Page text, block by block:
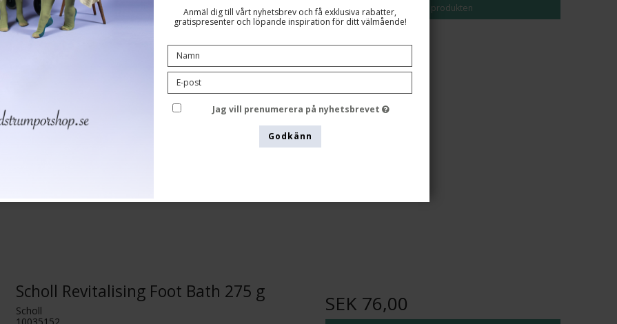
Scholl
3040498
Visa produkten
Scholl Revitalising Foot Bath 275 g
Scholl
SEK 76,00
Anmäl dig till vårt nyhetsbrev och få exklusiva rabatter,
gratispresenter och löpande inspiration för ditt välmående!
Jag vill prenumerera på nyhetsbrevet
Godkänn